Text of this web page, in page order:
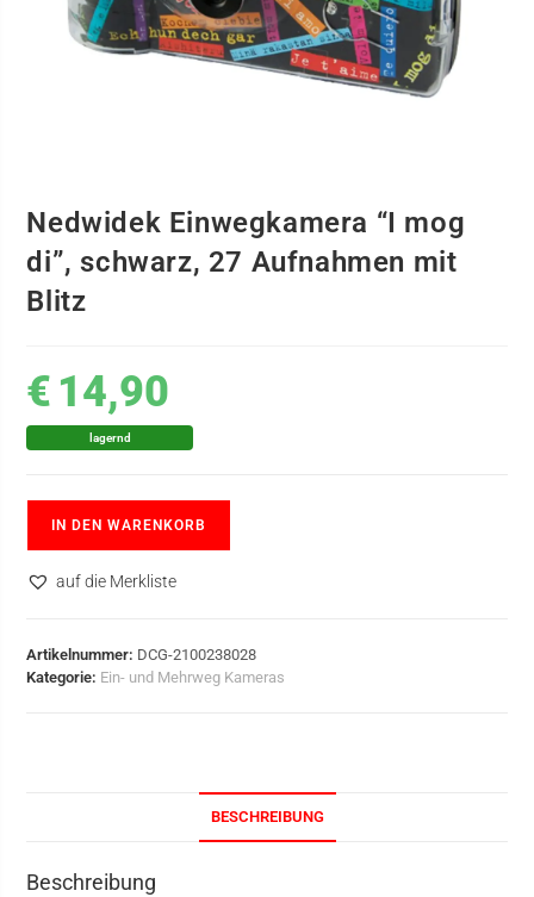
Nedwidek Einwegkamera “I mog
di”, schwarz, 27 Aufnahmen mit
Blitz
€ 14,90
lagernd
IN DEN WARENKORB
auf die Merkliste
Artikelnummer: DCG-2100238028
Kategorie: Ein- und Mehrweg Kameras
BESCHREIBUNG
Beschreibung